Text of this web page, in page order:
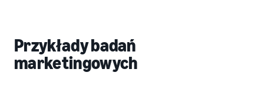
Przykłady badań
marketingowych